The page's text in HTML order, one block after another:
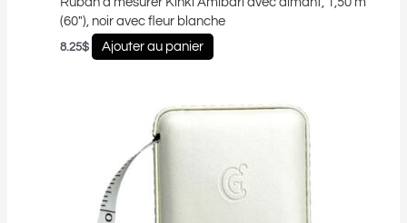
(60″), noir avec fleur blanche
8.25$ Ajouter au panier